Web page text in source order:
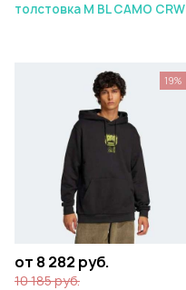
толстовка M BL CAMO CRW
от 8 282 руб.
10 185 руб.
19%